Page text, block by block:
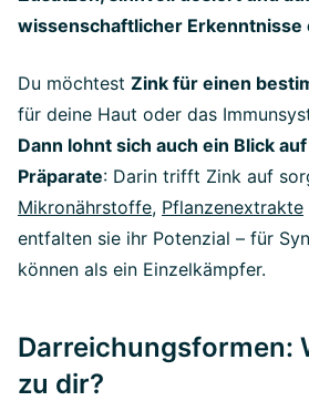
wissenschaftlicher Erkenntnisse
Du möchtest Zink für einen
für deine Haut oder das
Dann lohnt sich auch ein Blick
Präparate: Darin trifft Zink auf
Mikronährstoffe, Pflanzenextrakte
entfalten sie ihr Potenzial – für
können als ein Einzelkämpfer.
Darreichungsformen:
zu dir?